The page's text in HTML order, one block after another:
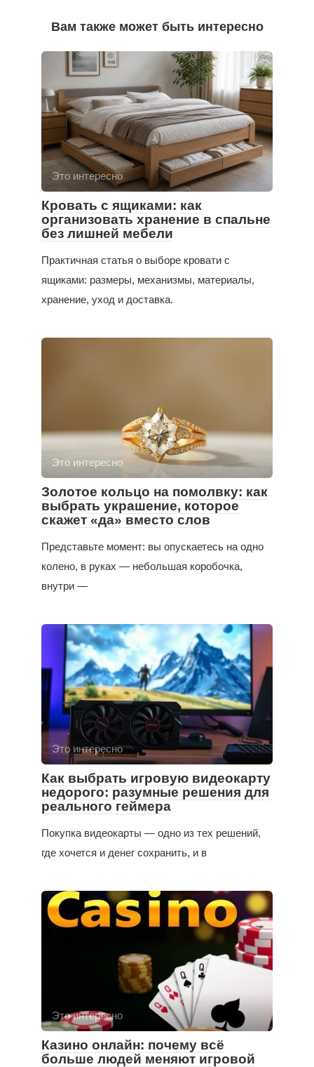
Вам также может быть интересно
Это интересно
Кровать с ящиками: как
организовать хранение в спальне
без лишней мебели
Практичная статья о выборе кровати с
ящиками: размеры, механизмы, материалы,
хранение, уход и доставка.
Это интересно
Золотое кольцо на помолвку: как
выбрать украшение, которое
скажет «да» вместо слов
Представьте момент: вы опускаетесь на одно
колено, в руках — небольшая коробочка,
внутри —
Это интересно
Как выбрать игровую видеокарту
недорого: разумные решения для
реального геймера
Покупка видеокарты — одно из тех решений,
где хочется и денег сохранить, и в
Это интересно
Казино онлайн: почему всё
больше людей меняют игровой